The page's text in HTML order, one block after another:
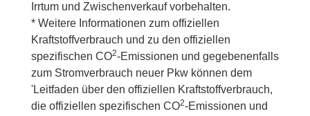
Irrtum und Zwischenverkauf vorbehalten.
* Weitere Informationen zum offiziellen
Kraftstoffverbrauch und zu den offiziellen
spezifischen CO2-Emissionen und gegebenenfalls
zum Stromverbrauch neuer Pkw können dem
'Leitfaden über den offiziellen Kraftstoffverbrauch,
die offiziellen spezifischen CO2-Emissionen und